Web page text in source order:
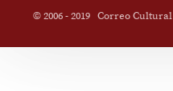
© 2006 - 2019 Correo Cultural